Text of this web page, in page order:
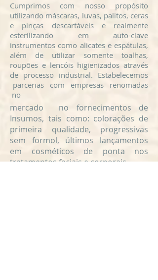
Cumprimos com nosso propósito
utilizando máscaras, luvas, palitos, ceras
e pinças descartáveis e realmente
esterilizando em auto-clave
instrumentos como alicates e espátulas,
além de utilizar somente toalhas,
roupões e lencóis higienizados através
de processo industrial. Estabelecemos
parcerias com empresas renomadas
no
mercado no fornecimentos de
Insumos, tais como: colorações de
primeira qualidade, progressivas
sem formol, últimos lançamentos
em cosméticos de ponta nos
tratamentos faciais e corporais.